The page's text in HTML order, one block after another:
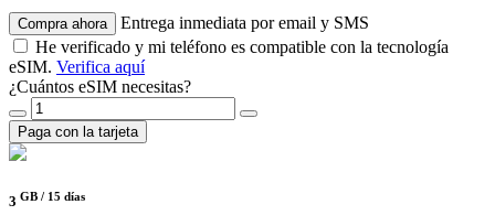
Compra ahora
Entrega inmediata por email y SMS
He verificado y mi teléfono es compatible con la tecnología
eSIM. Verifica aquí
¿Cuántos eSIM necesitas?
Paga con la tarjeta
3 GB / 15 días